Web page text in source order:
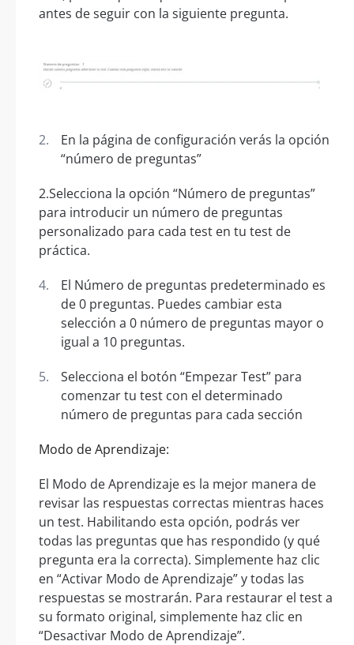
antes de seguir con la siguiente pregunta.
En la página de configuración verás la opción
“número de preguntas”
2.Selecciona la opción “Número de preguntas”
para introducir un número de preguntas
personalizado para cada test en tu test de
práctica.
El Número de preguntas predeterminado es
de 0 preguntas. Puedes cambiar esta
selección a 0 número de preguntas mayor o
igual a 10 preguntas.
Selecciona el botón “Empezar Test” para
comenzar tu test con el determinado
número de preguntas para cada sección
Modo de Aprendizaje:
El Modo de Aprendizaje es la mejor manera de
revisar las respuestas correctas mientras haces
un test. Habilitando esta opción, podrás ver
todas las preguntas que has respondido (y qué
pregunta era la correcta). Simplemente haz clic
en “Activar Modo de Aprendizaje” y todas las
respuestas se mostrarán. Para restaurar el test a
su formato original, simplemente haz clic en
“Desactivar Modo de Aprendizaje”.